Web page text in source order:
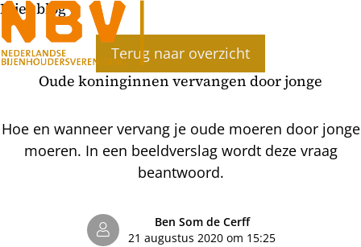
Bijenblog
Terug naar overzicht
Oude koninginnen vervangen door jonge
Hoe en wanneer vervang je oude moeren door jonge
moeren. In een beeldverslag wordt deze vraag
beantwoord.
Ben Som de Cerff
21 augustus 2020 om 15:25